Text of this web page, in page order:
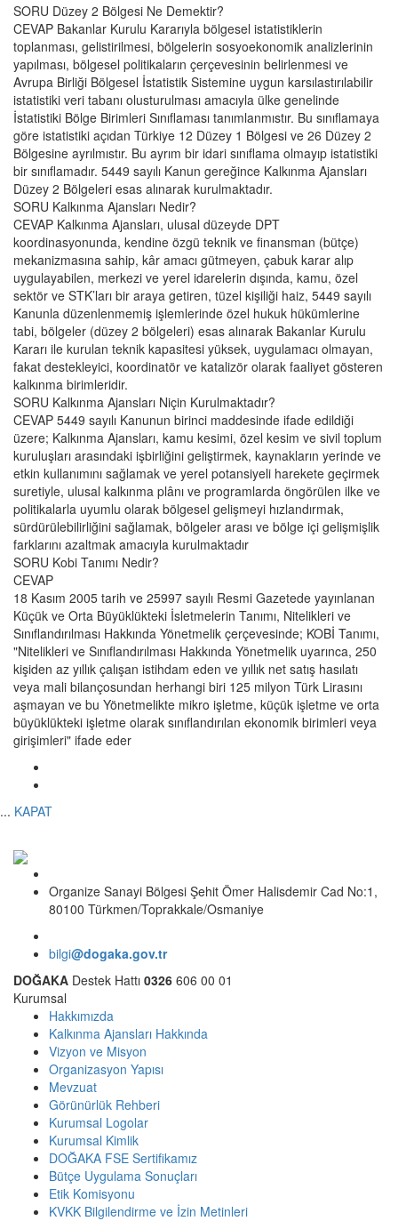
SORU Düzey 2 Bölgesi Ne Demektir?
CEVAP Bakanlar Kurulu Kararıyla bölgesel istatistiklerin
toplanması, gelistirilmesi, bölgelerin sosyoekonomik analizlerinin
yapılması, bölgesel politikaların çerçevesinin belirlenmesi ve
Avrupa Birliği Bölgesel İstatistik Sistemine uygun karsılastırılabilir
istatistiki veri tabanı olusturulması amacıyla ülke genelinde
İstatistiki Bölge Birimleri Sınıflaması tanımlanmıstır. Bu sınıflamaya
göre istatistiki açıdan Türkiye 12 Düzey 1 Bölgesi ve 26 Düzey 2
Bölgesine ayrılmıstır. Bu ayrım bir idari sınıflama olmayıp istatistiki
bir sınıflamadır. 5449 sayılı Kanun gereğince Kalkınma Ajansları
Düzey 2 Bölgeleri esas alınarak kurulmaktadır.
SORU Kalkınma Ajansları Nedir?
CEVAP Kalkınma Ajansları, ulusal düzeyde DPT
koordinasyonunda, kendine özgü teknik ve finansman (bütçe)
mekanizmasına sahip, kâr amacı gütmeyen, çabuk karar alıp
uygulayabilen, merkezi ve yerel idarelerin dışında, kamu, özel
sektör ve STK’ları bir araya getiren, tüzel kişiliği haiz, 5449 sayılı
Kanunla düzenlenmemiş işlemlerinde özel hukuk hükümlerine
tabi, bölgeler (düzey 2 bölgeleri) esas alınarak Bakanlar Kurulu
Kararı ile kurulan teknik kapasitesi yüksek, uygulamacı olmayan,
fakat destekleyici, koordinatör ve katalizör olarak faaliyet gösteren
kalkınma birimleridir.
SORU Kalkınma Ajansları Niçin Kurulmaktadır?
CEVAP 5449 sayılı Kanunun birinci maddesinde ifade edildiği
üzere; Kalkınma Ajansları, kamu kesimi, özel kesim ve sivil toplum
kuruluşları arasındaki işbirliğini geliştirmek, kaynakların yerinde ve
etkin kullanımını sağlamak ve yerel potansiyeli harekete geçirmek
suretiyle, ulusal kalkınma plânı ve programlarda öngörülen ilke ve
politikalarla uyumlu olarak bölgesel gelişmeyi hızlandırmak,
sürdürülebilirliğini sağlamak, bölgeler arası ve bölge içi gelişmişlik
farklarını azaltmak amacıyla kurulmaktadır
SORU Kobi Tanımı Nedir?
CEVAP
18 Kasım 2005 tarih ve 25997 sayılı Resmi Gazetede yayınlanan
Küçük ve Orta Büyüklükteki İsletmelerin Tanımı, Nitelikleri ve
Sınıflandırılması Hakkında Yönetmelik çerçevesinde; KOBİ Tanımı,
"Nitelikleri ve Sınıflandırılması Hakkında Yönetmelik uyarınca, 250
kişiden az yıllık çalışan istihdam eden ve yıllık net satış hasılatı
veya mali bilançosundan herhangi biri 125 milyon Türk Lirasını
aşmayan ve bu Yönetmelikte mikro işletme, küçük işletme ve orta
büyüklükteki işletme olarak sınıflandırılan ekonomik birimleri veya
girişimleri" ifade eder
... KAPAT
Organize Sanayi Bölgesi Şehit Ömer Halisdemir Cad No:1,
80100 Türkmen/Toprakkale/Osmaniye
bilgi@dogaka.gov.tr
DOĞAKA Destek Hattı 0326 606 00 01
Kurumsal
Hakkımızda
Kalkınma Ajansları Hakkında
Vizyon ve Misyon
Organizasyon Yapısı
Mevzuat
Görünürlük Rehberi
Kurumsal Logolar
Kurumsal Kimlik
DOĞAKA FSE Sertifikamız
Bütçe Uygulama Sonuçları
Etik Komisyonu
KVKK Bilgilendirme ve İzin Metinleri